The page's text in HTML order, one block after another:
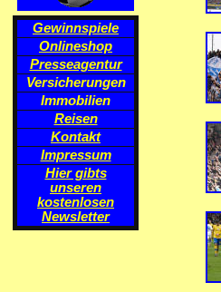
Gewinnspiele
Onlineshop
Presseagentur
Versicherungen
Immobilien
Reisen
Kontakt
Impressum
Hier gibts
unseren
kostenlosen
Newsletter